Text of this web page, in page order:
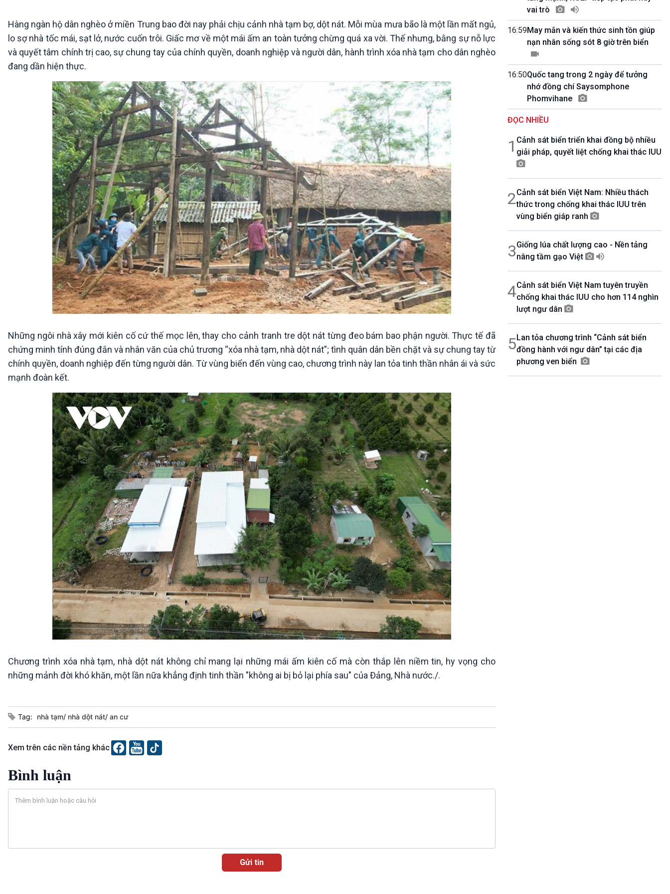
Tài nguyên và Môi trường
Chuyên gia của bạn
Xã hội chuyển động
Bước chân đến trường
khí hậu
E-Magazine
10 phút Sự kiện - Luận bàn
Câu chuyện thời sự
Dòng chảy sự kiện
Đối thoại
Chuyện đêm
VOV1 đặc biệt
Thanh âm ký sự
Chân dung cuộc sống
Các chương trình đặc biệt
Hàng ngàn hộ dân nghèo ở miền Trung bao đời nay phải chịu cảnh nhà tạm bợ, dột nát. Mỗi mùa mưa bão là một lần mất ngủ,
lo sợ nhà tốc mái, sạt lở, nước cuốn trôi. Giấc mơ về một mái ấm an toàn tưởng chừng quá xa vời. Thế nhưng, bằng sự nỗ lực
và quyết tâm chính trị cao, sự chung tay của chính quyền, doanh nghiệp và người dân, hành trình xóa nhà tạm cho dân nghèo
đang dần hiện thực.
Những ngôi nhà xây mới kiên cố cứ thế mọc lên, thay cho cảnh tranh tre dột nát từng đeo bám bao phận người. Thực tế đã
chứng minh tính đúng đắn và nhân văn của chủ trương “xóa nhà tạm, nhà dột nát”; tình quân dân bền chặt và sự chung tay từ
chính quyền, doanh nghiệp đến từng người dân. Từ vùng biển đến vùng cao, chương trình này lan tỏa tinh thần nhân ái và sức
mạnh đoàn kết.
Chương trình xóa nhà tạm, nhà dột nát không chỉ mang lại những mái ấm kiên cố mà còn thắp lên niềm tin, hy vọng cho
những mảnh đời khó khăn, một lần nữa khẳng định tinh thần "không ai bị bỏ lại phía sau" của Đảng, Nhà nước./.
Tag: nhà tạm/ nhà dột nát/ an cư
Xem trên các nền tảng khác
Bình luận
vai trò
16:59May mắn và kiến thức sinh tồn giúp
nạn nhân sống sót 8 giờ trên biển
16:50Quốc tang trong 2 ngày để tưởng
nhớ đồng chí Saysomphone
Phomvihane
ĐỌC NHIỀU
1 Cảnh sát biển triển khai đồng bộ nhiều
giải pháp, quyết liệt chống khai thác IUU
2Cảnh sát biển Việt Nam: Nhiều thách
thức trong chống khai thác IUU trên
vùng biển giáp ranh
3Giống lúa chất lượng cao - Nền tảng
nâng tầm gạo Việt
4Cảnh sát biển Việt Nam tuyên truyền
chống khai thác IUU cho hơn 114 nghìn
lượt ngư dân
5Lan tỏa chương trình “Cảnh sát biển
đồng hành với ngư dân” tại các địa
phương ven biển